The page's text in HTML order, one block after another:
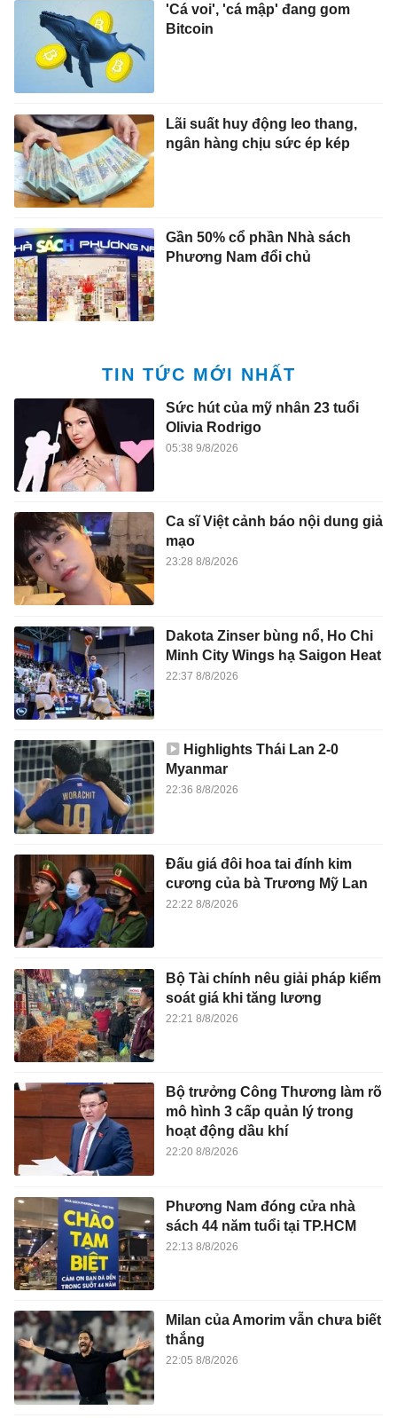
'Cá voi', 'cá mập' đang gom
Bitcoin
Lãi suất huy động leo thang,
ngân hàng chịu sức ép kép
Gần 50% cổ phần Nhà sách
Phương Nam đổi chủ
TIN TỨC MỚI NHẤT
Sức hút của mỹ nhân 23 tuổi
Olivia Rodrigo
05:38 9/8/2026
Ca sĩ Việt cảnh báo nội dung giả
mạo
23:28 8/8/2026
Dakota Zinser bùng nổ, Ho Chi
Minh City Wings hạ Saigon Heat
22:37 8/8/2026
Highlights Thái Lan 2-0
Myanmar
22:36 8/8/2026
Đấu giá đôi hoa tai đính kim
cương của bà Trương Mỹ Lan
22:22 8/8/2026
Bộ Tài chính nêu giải pháp kiểm
soát giá khi tăng lương
22:21 8/8/2026
Bộ trưởng Công Thương làm rõ
mô hình 3 cấp quản lý trong
hoạt động dầu khí
22:20 8/8/2026
Phương Nam đóng cửa nhà
sách 44 năm tuổi tại TP.HCM
22:13 8/8/2026
Milan của Amorim vẫn chưa biết
thắng
22:05 8/8/2026